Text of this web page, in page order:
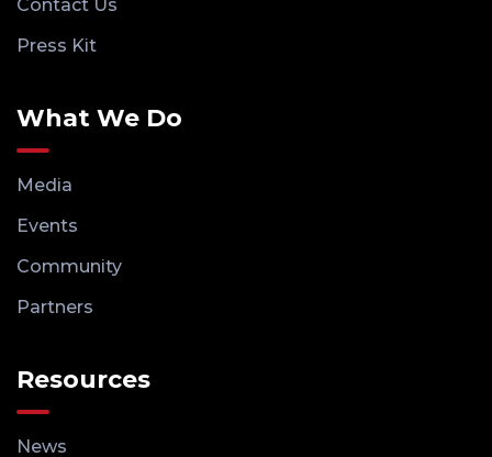
Contact Us
Press Kit
What We Do
Media
Events
Community
Partners
Resources
News